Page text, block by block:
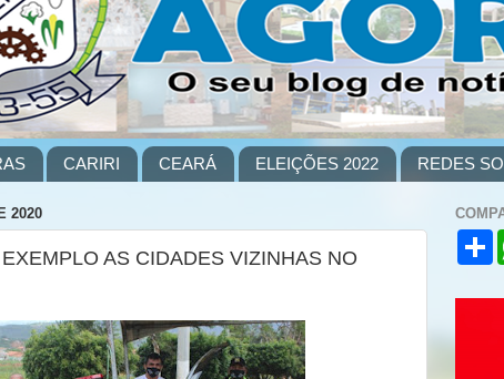
CARIRI CEARÁ ELEIÇÕES 2022 REDES
2020
AS CIDADES VIZINHAS NO
S